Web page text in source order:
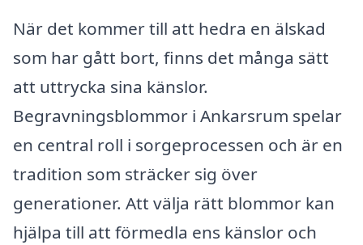
När det kommer till att hedra en älskad
som har gått bort, finns det många sätt
att uttrycka sina känslor.
Begravningsblommor i Ankarsrum spelar
en central roll i sorgeprocessen och är en
tradition som sträcker sig över
generationer. Att välja rätt blommor kan
hjälpa till att förmedla ens känslor och